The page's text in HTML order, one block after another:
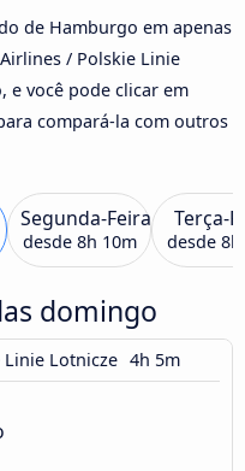
de Hamburgo em apenas
/ Polskie Linie
e você pode clicar em
compará-la com outros
Segunda-Feira
desde 8h 10m
Terça-
desde 8h
domingo
Linie Lotnicze 4h 5m